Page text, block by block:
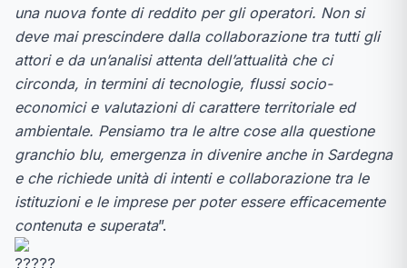
una nuova fonte di reddito per gli operatori. Non si
deve mai prescindere dalla collaborazione tra tutti gli
attori e da un’analisi attenta dell’attualità che ci
circonda, in termini di tecnologie, flussi socio-
economici e valutazioni di carattere territoriale ed
ambientale. Pensiamo tra le altre cose alla questione
granchio blu, emergenza in divenire anche in Sardegna
e che richiede unità di intenti e collaborazione tra le
istituzioni e le imprese per poter essere efficacemente
contenuta e superata”.